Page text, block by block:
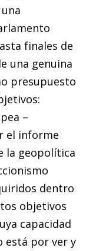
finales de
una genuina
presupuesto
–
el informe
la geopolítica
dentro
objetivos
capacidad
está por ver y